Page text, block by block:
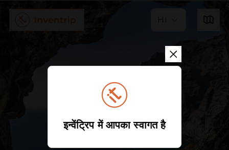
HI
इन्वेंट्रिप में आपका स्वागत है